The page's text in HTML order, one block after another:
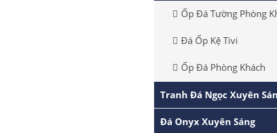
Ốp Đá Tường Phòng
Đá Ốp Kệ Tivi
Ốp Đá Phòng Khách
Tranh Đá Ngọc Xuyên
Đá Onyx Xuyên Sáng